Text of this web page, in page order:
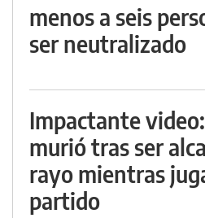
menos a seis
ser neutralizado
Impactante
murió tras ser
rayo mientras
partido